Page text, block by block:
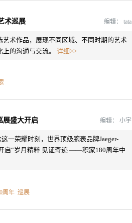
术巡展 编辑： tata
术作品，展现不同区域、不同时期的艺术
的沟通与交流。 详细>>
展盛大开启 编辑： 小宇
一荣耀时刻，世界顶级腕表品牌Jaeger-
启“岁月精粹 见证奇迹 ——积家180周年中
周年 巡展